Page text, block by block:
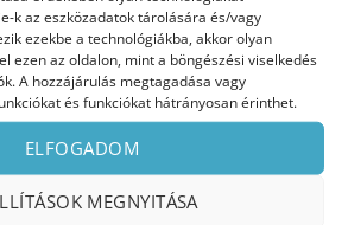
k az eszközadatok tárolására és/vagy
ezekbe a technológiákba, akkor olyan
ezen az oldalon, mint a böngészési viselkedés
A hozzájárulás megtagadása vagy
és funkciókat hátrányosan érinthet.
ELFOGADOM
MEGNYITÁSA